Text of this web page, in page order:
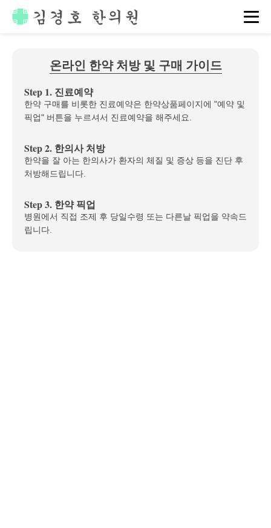
온라인 한약 처방 및 구매 가이드
Step 1. 진료예약
한약 구매를 비롯한 진료예약은 한약상품페이지에 "예약 및
픽업" 버튼을 누르셔서 진료예약을 해주세요.
Step 2. 한의사 처방
한약을 잘 아는 한의사가 환자의 체질 및 증상 등을 진단 후
처방해드립니다.
Step 3. 한약 픽업
병원에서 직접 조제 후 당일수령 또는 다른날 픽업을 약속드
립니다.